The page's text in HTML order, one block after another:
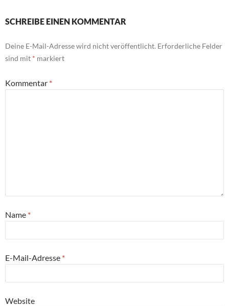
SCHREIBE EINEN KOMMENTAR
Deine E-Mail-Adresse wird nicht veröffentlicht. Erforderliche Felder
sind mit * markiert
Kommentar *
Name *
E-Mail-Adresse *
Website